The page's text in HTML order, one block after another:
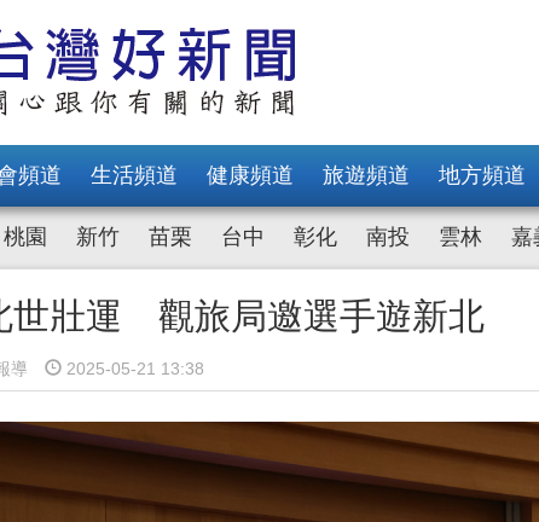
頻道 生活頻道 健康頻道 旅遊頻道 地方頻道
桃園 新竹 苗栗 台中 彰化 南投 雲林 嘉
世壯運 觀旅局邀選手遊新北
導 2025-05-21 13:38